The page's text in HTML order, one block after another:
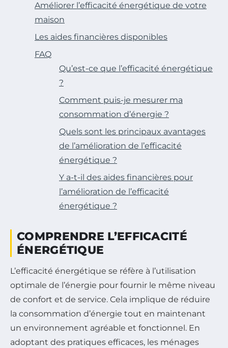
Améliorer l’efficacité énergétique de votre
maison
Les aides financières disponibles
FAQ
Qu’est-ce que l’efficacité énergétique
?
Comment puis-je mesurer ma
consommation d’énergie ?
Quels sont les principaux avantages
de l’amélioration de l’efficacité
énergétique ?
Y a-t-il des aides financières pour
l’amélioration de l’efficacité
énergétique ?
COMPRENDRE L’EFFICACITÉ
ÉNERGÉTIQUE
L’efficacité énergétique se réfère à l’utilisation
optimale de l’énergie pour fournir le même niveau
de confort et de service. Cela implique de réduire
la consommation d’énergie tout en maintenant
un environnement agréable et fonctionnel. En
adoptant des pratiques efficaces, les ménages